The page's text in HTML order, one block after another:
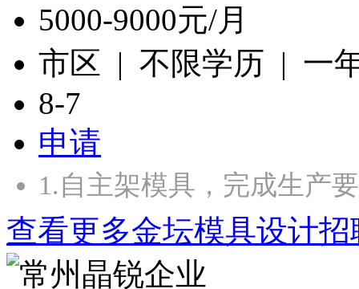
5000-9000元/月
市区 | 不限学历 | 一
8-7
申请
1.自主架模具，完成生产
查看更多金坛模具设计招